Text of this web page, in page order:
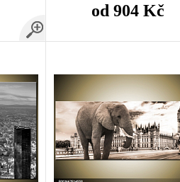
od 904 Kč